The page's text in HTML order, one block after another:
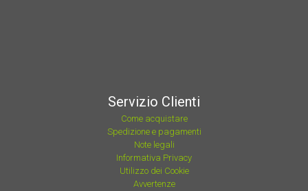
Servizio Clienti
Come acquistare
Spedizione e pagamenti
Note legali
Informativa Privacy
Utilizzo dei Cookie
Avvertenze